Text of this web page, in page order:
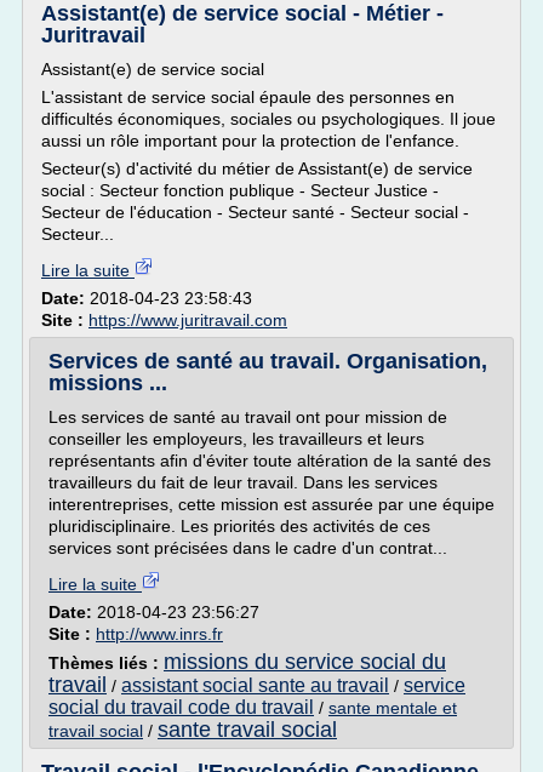
Assistant(e) de service social - Métier -
Juritravail
Assistant(e) de service social
L'assistant de service social épaule des personnes en
difficultés économiques, sociales ou psychologiques. Il joue
aussi un rôle important pour la protection de l'enfance.
Secteur(s) d'activité du métier de Assistant(e) de service
social : Secteur fonction publique - Secteur Justice -
Secteur de l'éducation - Secteur santé - Secteur social -
Secteur...
Lire la suite
Date: 2018-04-23 23:58:43
Site : https://www.juritravail.com
Services de santé au travail. Organisation,
missions ...
Les services de santé au travail ont pour mission de
conseiller les employeurs, les travailleurs et leurs
représentants afin d'éviter toute altération de la santé des
travailleurs du fait de leur travail. Dans les services
interentreprises, cette mission est assurée par une équipe
pluridisciplinaire. Les priorités des activités de ces
services sont précisées dans le cadre d'un contrat...
Lire la suite
Date: 2018-04-23 23:56:27
Site : http://www.inrs.fr
Thèmes liés : missions du service social du
travail / assistant social sante au travail / service
social du travail code du travail / sante mentale et
travail social / sante travail social